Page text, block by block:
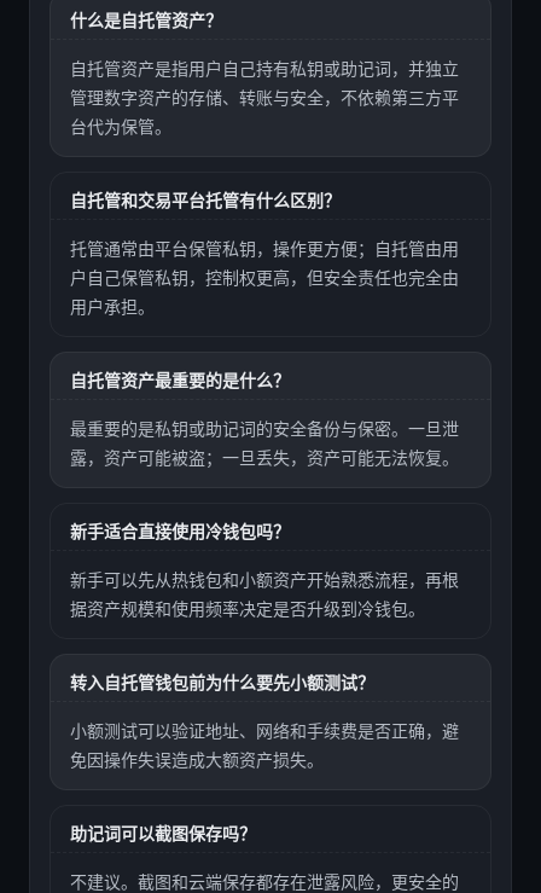
什么是自托管资产？
自托管资产是指用户自己持有私钥或助记词，并独立
管理数字资产的存储、转账与安全，不依赖第三方平
台代为保管。
自托管和交易平台托管有什么区别？
托管通常由平台保管私钥，操作更方便；自托管由用
户自己保管私钥，控制权更高，但安全责任也完全由
用户承担。
自托管资产最重要的是什么？
最重要的是私钥或助记词的安全备份与保密。一旦泄
露，资产可能被盗；一旦丢失，资产可能无法恢复。
新手适合直接使用冷钱包吗？
新手可以先从热钱包和小额资产开始熟悉流程，再根
据资产规模和使用频率决定是否升级到冷钱包。
转入自托管钱包前为什么要先小额测试？
小额测试可以验证地址、网络和手续费是否正确，避
免因操作失误造成大额资产损失。
助记词可以截图保存吗？
不建议。截图和云端保存都存在泄露风险，更安全的